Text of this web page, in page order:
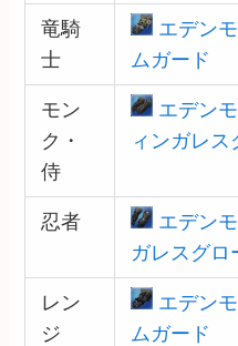
竜騎
士
エデン
ムガード
モン
ク・
侍
エデン
ィンガレス
忍者
エデン
ガレスグロ
レン
ジ
エデン
ムガード